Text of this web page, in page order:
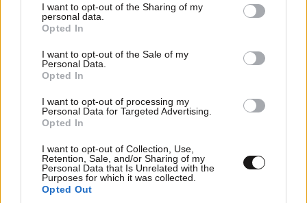
not limited to your visit or usage behaviour. You may click to
grant or deny consent to Google and its third-party tags to
use your data for below specified purposes in below Google
consent section.
I want to opt-out of the Sharing of my
personal data.
Opted In
I want to opt-out of the Sale of my
Personal Data.
Opted In
I want to opt-out of processing my
Personal Data for Targeted Advertising.
Opted In
I want to opt-out of Collection, Use,
Retention, Sale, and/or Sharing of my
Personal Data that Is Unrelated with the
Purposes for which it was collected.
Opted Out
Ο καιρός τον Δεκαπενταύγουστο: Πτώση της
θερμοκρασίας και ενίσχυση των ανέμων – Που